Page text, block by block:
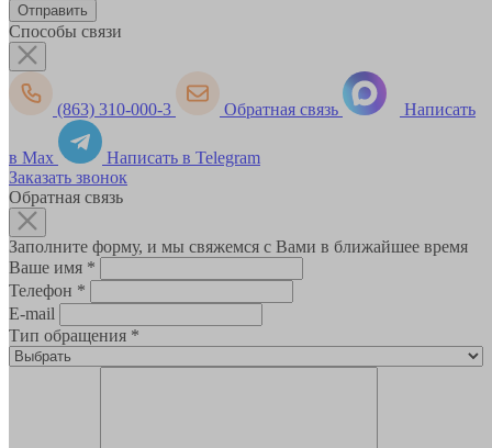
Способы связи
(863) 310-000-3 Обратная связь Написать
в Max
Написать в Telegram
Заказать звонок
Обратная связь
Заполните форму, и мы свяжемся с Вами в ближайшее время
Ваше имя *
Телефон *
E-mail
Тип обращения *